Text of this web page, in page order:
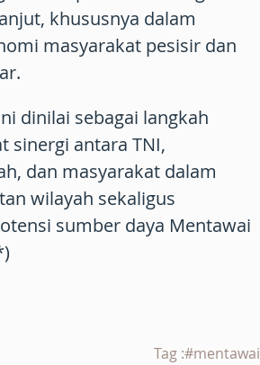
khususnya dalam
masyarakat pesisir dan
dinilai sebagai langkah
sinergi antara TNI,
dan masyarakat dalam
wilayah sekaligus
sumber daya Mentawai
Tag :#mentawai